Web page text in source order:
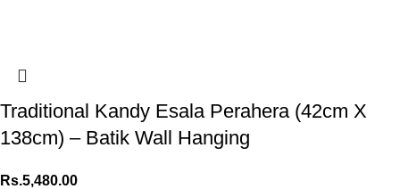
Traditional Kandy Esala Perahera (42cm X
138cm) – Batik Wall Hanging
Rs.5,480.00